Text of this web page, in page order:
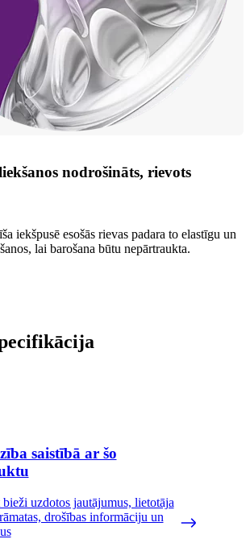
nodrošināts, rievots
iekšpusē esošās rievas padara to elastīgu un
lai barošana būtu nepārtraukta.
saistībā ar šo
bieži uzdotos jautājumus, lietotāja
drošības informāciju un